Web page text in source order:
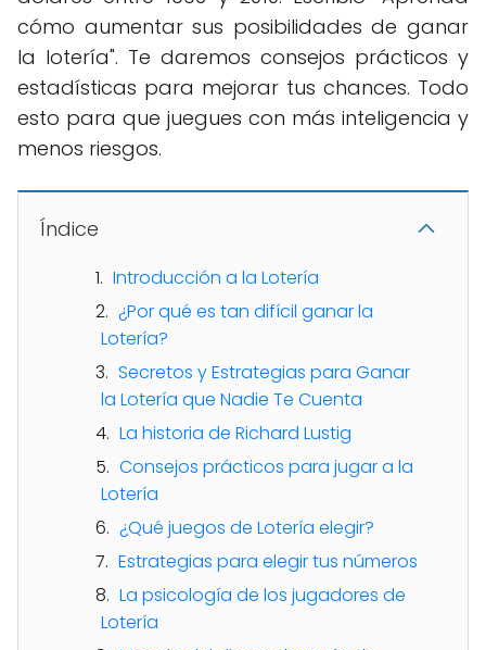
cómo aumentar sus posibilidades de ganar
la lotería". Te daremos consejos prácticos y
estadísticas para mejorar tus chances. Todo
esto para que juegues con más inteligencia y
menos riesgos.
Índice
Introducción a la Lotería
¿Por qué es tan difícil ganar la
Lotería?
Secretos y Estrategias para Ganar
la Lotería que Nadie Te Cuenta
La historia de Richard Lustig
Consejos prácticos para jugar a la
Lotería
¿Qué juegos de Lotería elegir?
Estrategias para elegir tus números
La psicología de los jugadores de
Lotería